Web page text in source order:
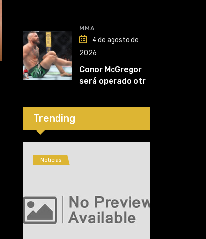
liga competirá”
MMA
4 de agosto de
2026
Conor McGregor
será operado otra
cirugía número
Trending
Noticias